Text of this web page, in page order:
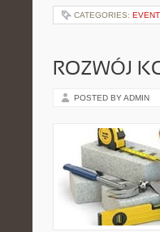
CATEGORIES:
ROZWÓJ
POSTED BY ADMIN